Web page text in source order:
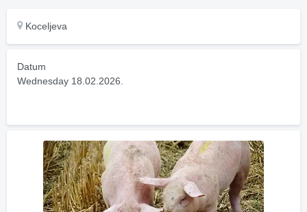
Koceljeva
Datum
Wednesday 18.02.2026.